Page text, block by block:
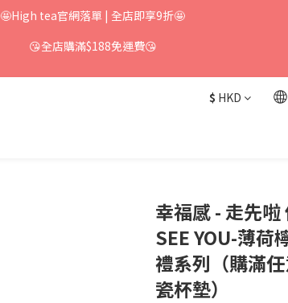
🤩High tea官網落單 | 全店即享9折🤩
😘全店購滿$188免運費😘
$ HKD
幸福感 - 走先啦
SEE YOU-薄荷
禮系列（購滿
瓷杯墊）